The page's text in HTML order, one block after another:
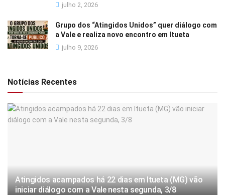
julho 2, 2026
Grupo dos “Atingidos Unidos” quer diálogo com
a Vale e realiza novo encontro em Itueta
julho 9, 2026
Notícias Recentes
Atingidos acampados há 22 dias em Itueta (MG) vão
iniciar diálogo com a Vale nesta segunda, 3/8